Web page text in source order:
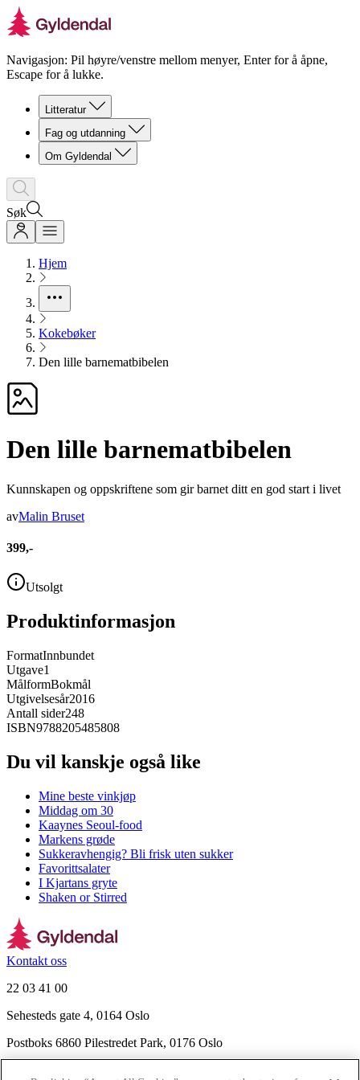
Navigasjon: Pil høyre/venstre mellom menyer, Enter for å åpne,
Escape for å lukke.
Litteratur
Fag og utdanning
Om Gyldendal
Søk
Hjem
Kokebøker
Den lille barnematbibelen
Den lille barnematbibelen
Kunnskapen og oppskriftene som gir barnet ditt en god start i livet
avMalin Bruset
399,-
Utsolgt
Produktinformasjon
FormatInnbundet
Utgave1
MålformBokmål
Utgivelsesår2016
Antall sider248
ISBN9788205485808
Du vil kanskje også like
Mine beste vinkjøp
Middag om 30
Kaaynes Seoul-food
Markens grøde
Sukkeravhengig? Bli frisk uten sukker
Favorittsalater
I Kjartans gryte
Shaken or Stirred
Kontakt oss
22 03 41 00
Sehesteds gate 4, 0164 Oslo
Postboks 6860 Pilestredet Park, 0176 Oslo